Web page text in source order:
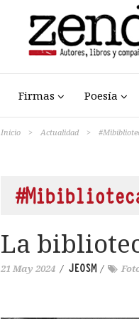
Firmas Poesía
Inicio > Actualidad >
La
21 May 2024 / JEOSM/